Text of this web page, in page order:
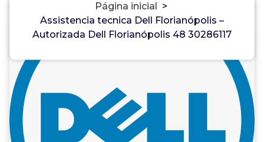
Página inicial
>
Assistencia tecnica Dell Florianópolis –
Autorizada Dell Florianópolis 48 30286117